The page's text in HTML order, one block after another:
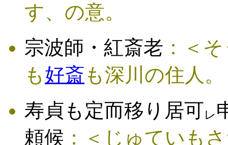
す、の意。
宗波師・紅斎老 ：＜
も好斎も深川の住人。
寿貞も定而移り居可レ
頼候 ：＜じゅていも